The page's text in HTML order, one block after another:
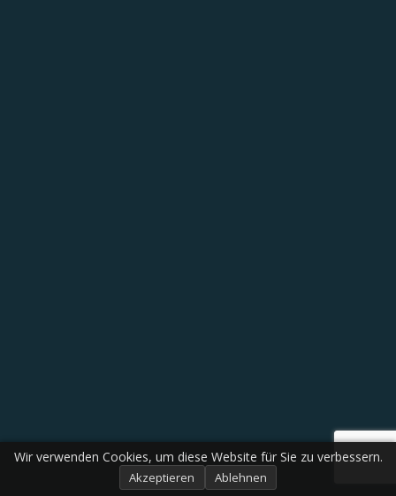
Wir verwenden Cookies, um diese Website für Sie zu verbessern.
Akzeptieren Ablehnen